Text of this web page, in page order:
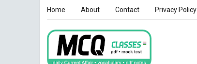
Home About Contact Privacy Policy